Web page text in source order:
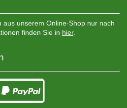
aus unserem Online-Shop nur nach
finden Sie in hier.